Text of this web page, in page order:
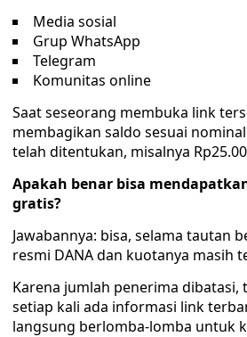
Media sosial
Grup WhatsApp
Telegram
Komunitas online
Saat seseorang membuka link
membagikan saldo sesuai
telah ditentukan, misalnya
Apakah benar bisa
gratis?
Jawabannya: bisa, selama tautan
resmi DANA dan kuotanya masih
Karena jumlah penerima dibatasi,
setiap kali ada informasi link
langsung berlomba-lomba untuk